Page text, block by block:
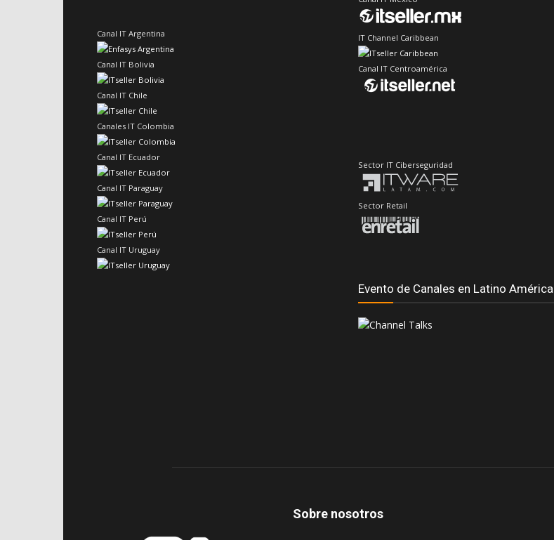
Canal IT Argentina
Canal IT Bolivia
Canal IT Chile
Canales IT Colombia
Canal IT Ecuador
Canal IT Paraguay
Canal IT Perú
Canal IT Uruguay
IT Channel Caribbean
Canal IT Centroamérica
Sector IT Ciberseguridad
Sector Retail
Evento de Canales en Latino América
Sobre nosotros